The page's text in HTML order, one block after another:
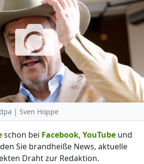
| Sven Hoppe
schon bei Facebook, YouTube und
Sie brandheiße News, aktuelle
Draht zur Redaktion.